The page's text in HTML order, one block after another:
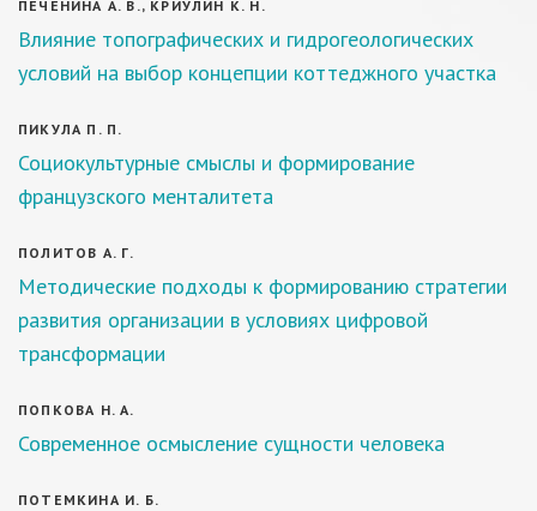
ПЕЧЕНИНА А. В., КРИУЛИН К. Н.
Влияние топографических и гидрогеологических
условий на выбор концепции коттеджного участка
ПИКУЛА П. П.
Социокультурные смыслы и формирование
французского менталитета
ПОЛИТОВ А. Г.
Методические подходы к формированию стратегии
развития организации в условиях цифровой
трансформации
ПОПКОВА Н. А.
Современное осмысление сущности человека
ПОТЕМКИНА И. Б.